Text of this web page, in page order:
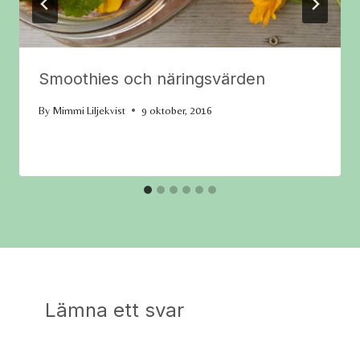
Smoothies och näringsvärden
By Mimmi Liljekvist 9 oktober, 2016
Lämna ett svar